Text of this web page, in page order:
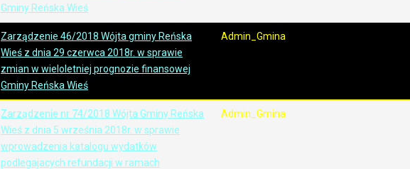
Gminy Reńska Wieś
Zarządzenie 46/2018 Wójta gminy Reńska
Wieś z dnia 29 czerwca 2018r. w sprawie
zmian w wieloletniej prognozie finansowej
Gminy Reńska Wieś
Admin_Gmina
Zarządzenie nr 74/2018 Wójta Gminy Reńska
Wieś z dnia 5 września 2018r. w sprawie
wprowadzenia katalogu wydatków
podlegajacych refundacji w ramach
Admin_Gmina